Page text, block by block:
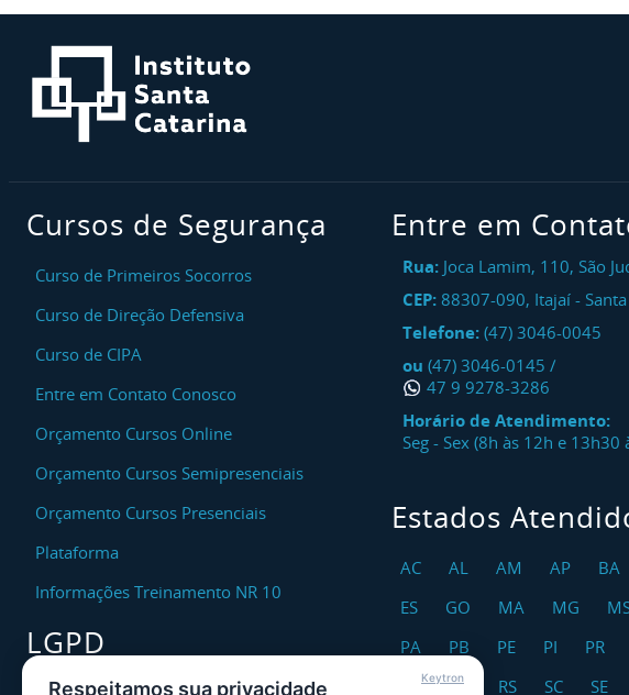
Cursos de Segurança
Curso de Primeiros Socorros
Curso de Direção Defensiva
Curso de CIPA
Entre em Contato Conosco
Orçamento Cursos Online
Orçamento Cursos Semipresenciais
Orçamento Cursos Presenciais
Plataforma
Informações Treinamento NR 10
LGPD
Entre em
Rua: Joca Lamim, 110, São
CEP: 88307-090, Itajaí -
Telefone: (47) 3046-0045
ou (47) 3046-0145 /
47 9 9278-3286
Horário de Atendimento:
Seg - Sex (8h às 12h e 13h30
Estados
AC AL AM AP BA
ES
GO MA MG
PA
PB PE PI PR
RO
RR RS SC SE
Keytron
Respeitamos sua privacidade